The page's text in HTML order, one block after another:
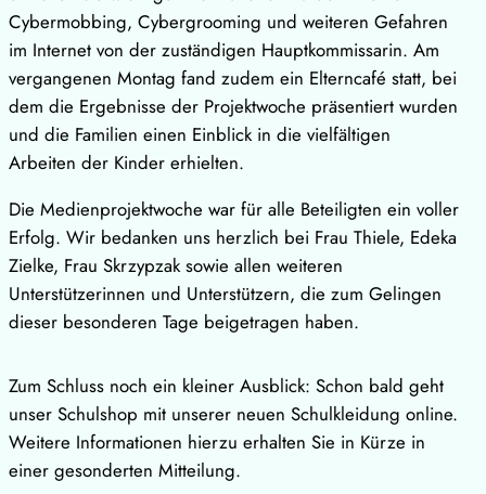
Cybermobbing, Cybergrooming und weiteren Gefahren
im Internet von der zuständigen Hauptkommissarin. Am
vergangenen Montag fand zudem ein Elterncafé statt, bei
dem die Ergebnisse der Projektwoche präsentiert wurden
und die Familien einen Einblick in die vielfältigen
Arbeiten der Kinder erhielten.
Die Medienprojektwoche war für alle Beteiligten ein voller
Erfolg. Wir bedanken uns herzlich bei Frau Thiele, Edeka
Zielke, Frau Skrzypzak sowie allen weiteren
Unterstützerinnen und Unterstützern, die zum Gelingen
dieser besonderen Tage beigetragen haben.
Zum Schluss noch ein kleiner Ausblick: Schon bald geht
unser Schulshop mit unserer neuen Schulkleidung online.
Weitere Informationen hierzu erhalten Sie in Kürze in
einer gesonderten Mitteilung.